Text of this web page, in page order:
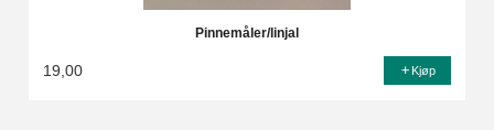
Pinnemåler/linjal
19,00 Kjøp